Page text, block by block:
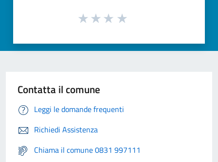
Contatta il comune
Leggi le domande frequenti
Richiedi Assistenza
Chiama il comune 0831 997111